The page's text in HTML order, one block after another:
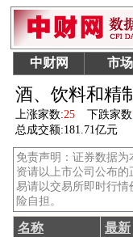
中财网 市场
酒、饮料和精
上涨家数:25 下跌家
总成交额:181.71亿元
免责声明：证券数据
资请以上市公司公布
易请以交易所即时行
险自担。
名称 最新